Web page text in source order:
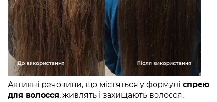
Активні речовини, що містяться у формулі спрею
для волосся, живлять і захищають волосся.